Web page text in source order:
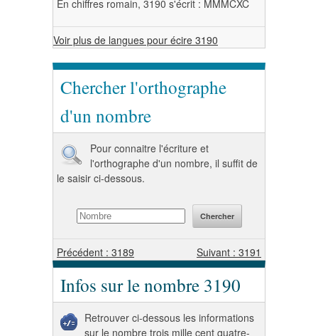
En chiffres romain, 3190 s'écrit : MMMCXC
Voir plus de langues pour écire 3190
Chercher l'orthographe
d'un nombre
Pour connaitre l'écriture et
l'orthographe d'un nombre, il suffit de
le saisir ci-dessous.
Précédent : 3189 Suivant : 3191
Infos sur le nombre 3190
Retrouver ci-dessous les informations
sur le nombre trois mille cent quatre-